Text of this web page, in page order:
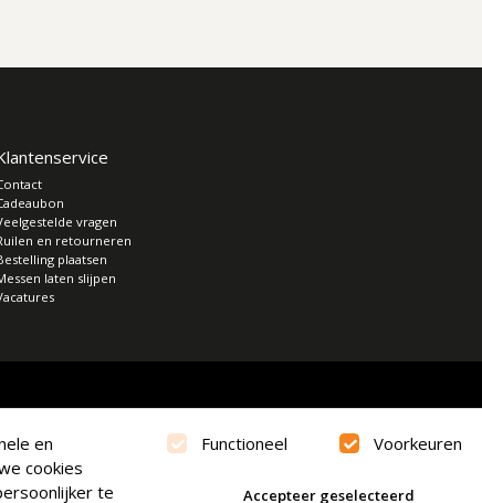
vragen
en retourneren
plaatsen
laten slijpen
en
cookies
te
Functioneel Voorkeuren
Accepteer geselecteerd